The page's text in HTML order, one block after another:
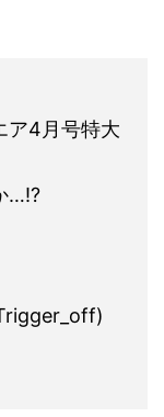
ア4月号特大
…!?